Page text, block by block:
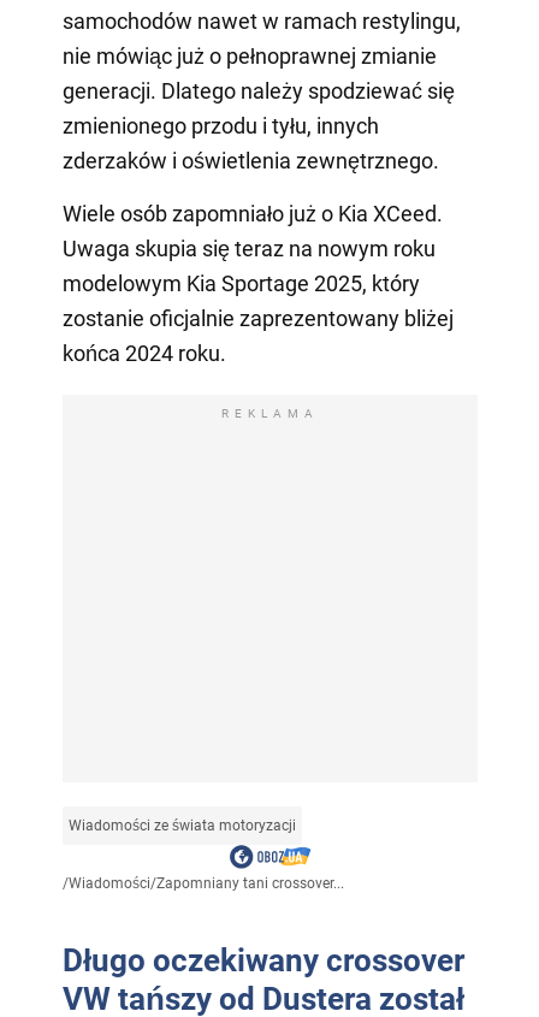
samochodów nawet w ramach restylingu,
nie mówiąc już o pełnoprawnej zmianie
generacji. Dlatego należy spodziewać się
zmienionego przodu i tyłu, innych
zderzaków i oświetlenia zewnętrznego.
Wiele osób zapomniało już o Kia XCeed.
Uwaga skupia się teraz na nowym roku
modelowym Kia Sportage 2025, który
zostanie oficjalnie zaprezentowany bliżej
końca 2024 roku.
REKLAMA
Wiadomości ze świata motoryzacji
/Wiadomości/Zapomniany tani crossover...
Długo oczekiwany crossover
VW tańszy od Dustera został